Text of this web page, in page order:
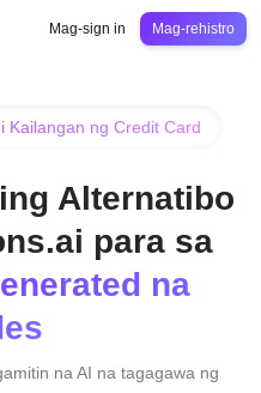
Mga Template
Mag-sign in Mag-rehistro
ng Credit Card
Alternatibo
para sa
na
na AI na tagagawa ng